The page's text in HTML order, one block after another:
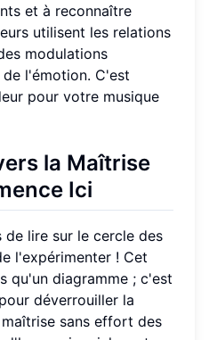
et à reconnaître
utilisent les relations
modulations
l'émotion. C'est
pour votre musique
la Maîtrise
Ici
lire sur le cercle des
l'expérimenter ! Cet
qu'un diagramme ; c'est
déverrouiller la
sans effort des